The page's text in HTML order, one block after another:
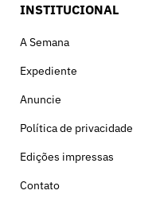
INSTITUCIONAL
A Semana
Expediente
Anuncie
Política de privacidade
Edições impressas
Contato